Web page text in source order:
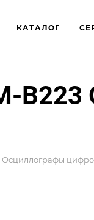
КАТАЛОГ
Осциллографы